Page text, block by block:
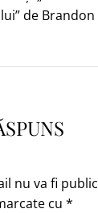
de Brandon
nu va fi
cu *